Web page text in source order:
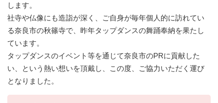
します。
社寺や仏像にも造詣が深く、ご自身が毎年個人的に訪れてい
る奈良市の秋篠寺で、昨年タップダンスの舞踊奉納を果たし
ています。
タップダンスのイベント等を通じて奈良市のPRに貢献した
い、という熱い想いを頂戴し、この度、ご協力いただく運び
となりました。